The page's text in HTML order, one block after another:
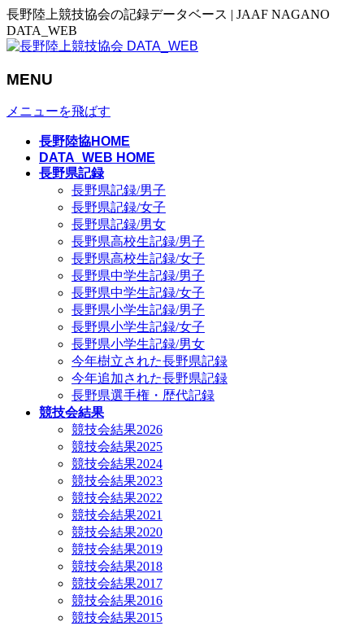
長野陸上競技協会の記録データベース | JAAF NAGANO
DATA_WEB
MENU
メニューを飛ばす
長野陸協HOME
DATA_WEB HOME
長野県記録
長野県記録/男子
長野県記録/女子
長野県記録/男女
長野県高校生記録/男子
長野県高校生記録/女子
長野県中学生記録/男子
長野県中学生記録/女子
長野県小学生記録/男子
長野県小学生記録/女子
長野県小学生記録/男女
今年樹立された長野県記録
今年追加された長野県記録
長野県選手権・歴代記録
競技会結果
競技会結果2026
競技会結果2025
競技会結果2024
競技会結果2023
競技会結果2022
競技会結果2021
競技会結果2020
競技会結果2019
競技会結果2018
競技会結果2017
競技会結果2016
競技会結果2015